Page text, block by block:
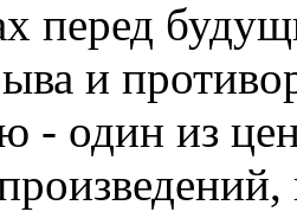
перед
и
- один из